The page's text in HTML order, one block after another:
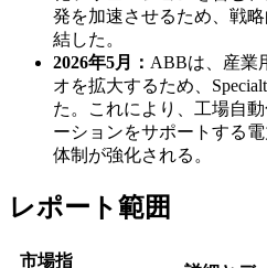
発を加速させるため、戦
結した。
2026年5月： ABBは、産業
オを拡大するため、
た。これにより、工場自
ーションをサポートする
体制が強化される。
レポート範囲
市場指